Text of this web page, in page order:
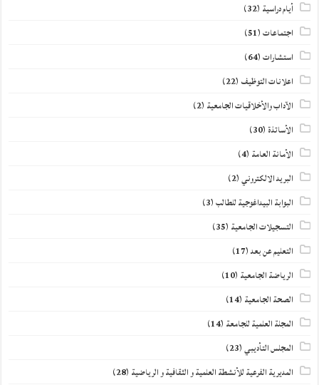
أيام دراسية (32)
اجتماعات(51)
استشارات(64)
اعلانات التوظيف (22)
الآداب والأخلاقيات الجامعية (2)
الأساتذة(30)
الأمانة العامة (4)
البريد الالكتروني(2)
البوابة البيداغوجية للطالب(3)
التسجيلات الجامعية (35)
التعليم عن بعد(17)
الرياضة الجامعية (10)
الصحة الجامعية (14)
المجلة العلمية للجامعة (14)
المجلس التأديبي(23)
المديرية الفرعية للأنشطة العلمية و الثقافية و الرياضية (28)